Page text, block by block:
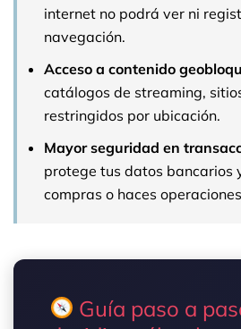
internet no podrá ver ni
navegación.
Acceso a contenido
catálogos de streaming,
restringidos por ubicación.
Mayor seguridad en
protege tus datos bancarios
compras o haces
Guía paso a